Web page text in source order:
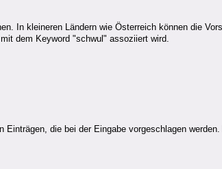
In kleineren Ländern wie Österreich können die
dem Keyword "schwul" assoziiert wird.
die bei der Eingabe vorgeschlagen